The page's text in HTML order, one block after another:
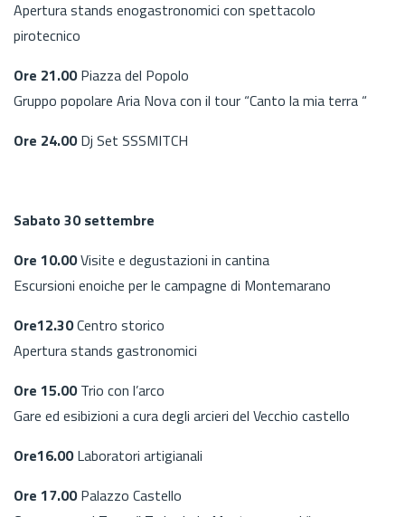
Apertura stands enogastronomici con spettacolo
pirotecnico
Ore 21.00Piazza del Popolo
Gruppo popolare Aria Nova con il tour “Canto la mia terra “
Ore 24.00Dj Set SSSMITCH
Sabato 30 settembre
Ore 10.00Visite e degustazioni in cantina
Escursioni enoiche per le campagne di Montemarano
Ore12.30Centro storico
Apertura stands gastronomici
Ore 15.00Trio con l’arco
Gare ed esibizioni a cura degli arcieri del Vecchio castello
Ore16.00Laboratori artigianali
Ore 17.00Palazzo Castello